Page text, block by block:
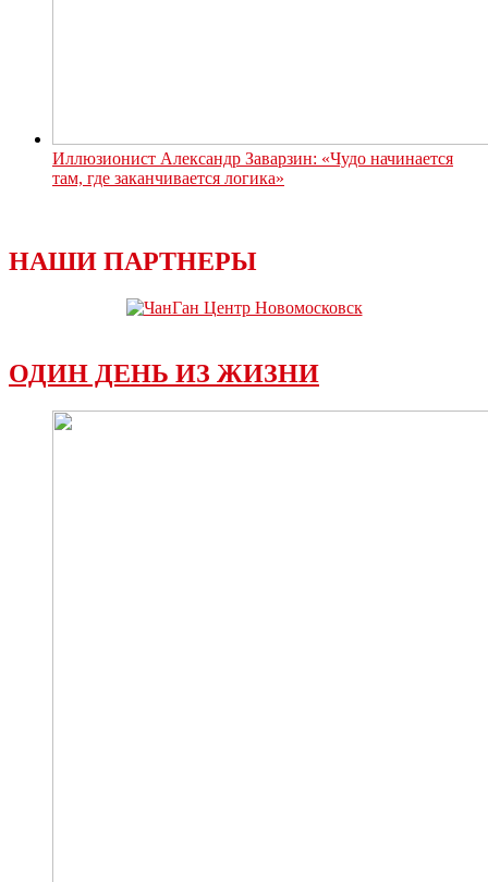
Иллюзионист Александр Заварзин: «Чудо начинается
там, где заканчивается логика»
НАШИ ПАРТНЕРЫ
ОДИН ДЕНЬ ИЗ ЖИЗНИ